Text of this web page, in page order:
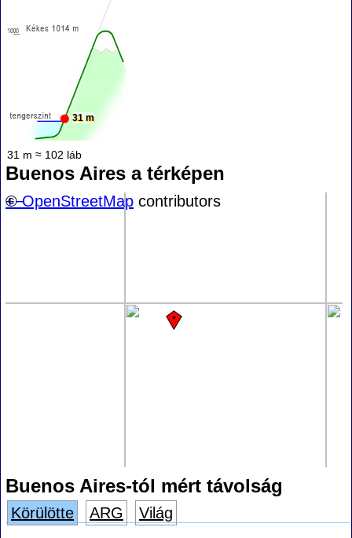
31 m
31 m ≈ 102 láb
Buenos Aires a térképen
+−
©OpenStreetMap contributors
Buenos Aires-tól mért távolság
Körülötte ARG
Világ